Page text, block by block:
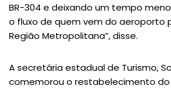
BR-304 e deixando um tempo
o fluxo de quem vem do aeroporto
Região Metropolitana”, disse.
A secretária estadual de Turismo,
comemorou o restabelecimento